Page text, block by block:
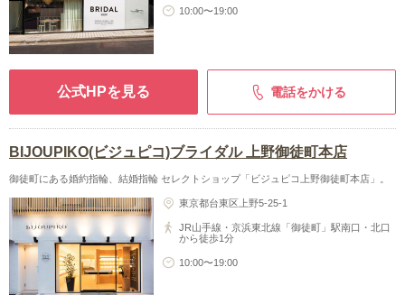
10:00〜19:00
公式HPを見る 電話をかける
BIJOUPIKO(ビジュピコ)ブライダル 上野御徒町本店
御徒町にある婚約指輪、結婚指輪 セレクトショップ「ビジュピコ上野御徒町本店」。
東京都台東区上野5-25-1
JR山手線・京浜東北線「御徒町」駅南口・北口
から徒歩1分
10:00〜19:00